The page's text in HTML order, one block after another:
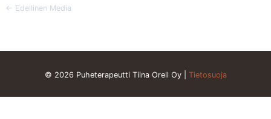
← Edellinen Media
© 2026 Puheterapeutti Tiina Orell Oy | Tietosuoja